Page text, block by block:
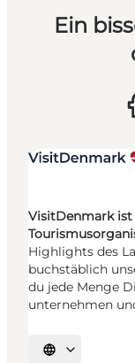
Ein
VisitDenmark
Highlights des
buchstäblich
du jede Menge
unternehmen
Sprache